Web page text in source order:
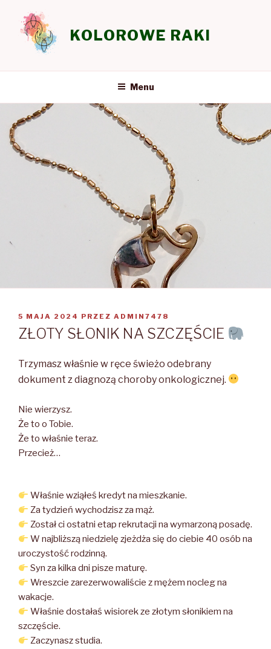
treści
KOLOROWE RAKI
Menu
OPUBLIKOWANE
W
5 MAJA 2024 PRZEZ ADMIN7478
ZŁOTY SŁONIK NA SZCZĘŚCIE
Trzymasz właśnie w ręce świeżo odebrany
dokument z diagnozą choroby onkologicznej.
Nie wierzysz.
Że to o Tobie.
Że to właśnie teraz.
Przecież…
Właśnie wziąłeś kredyt na mieszkanie.
Za tydzień wychodzisz za mąż.
Został ci ostatni etap rekrutacji na wymarzoną posadę.
W najbliższą niedzielę zjeżdża się do ciebie 40 osób na
uroczystość rodzinną.
Syn za kilka dni pisze maturę.
Wreszcie zarezerwowaliście z mężem nocleg na
wakacje.
Właśnie dostałaś wisiorek ze złotym słonikiem na
szczęście.
Zaczynasz studia.